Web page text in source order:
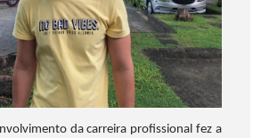
da carreira profissional fez a